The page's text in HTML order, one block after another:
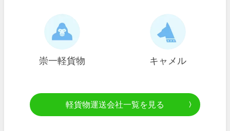
崇一軽貨物 キャメル
軽貨物運送会社一覧を見る